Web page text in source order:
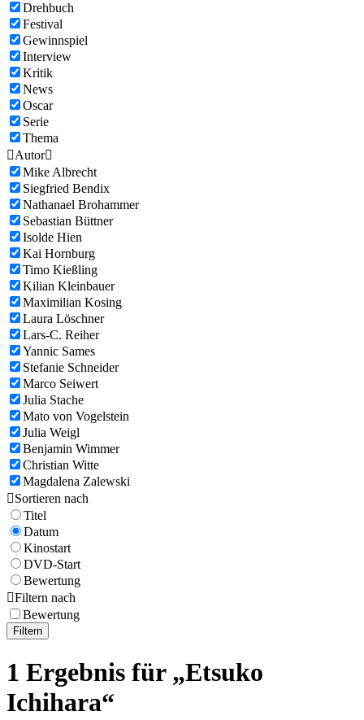
Drehbuch
Festival
Gewinnspiel
Interview
Kritik
News
Oscar
Serie
Thema
Autor
Mike Albrecht
Siegfried Bendix
Nathanael Brohammer
Sebastian Büttner
Isolde Hien
Kai Hornburg
Timo Kießling
Kilian Kleinbauer
Maximilian Kosing
Laura Löschner
Lars-C. Reiher
Yannic Sames
Stefanie Schneider
Marco Seiwert
Julia Stache
Mato von Vogelstein
Julia Weigl
Benjamin Wimmer
Christian Witte
Magdalena Zalewski
Sortieren nach
Titel
Datum
Kinostart
DVD-Start
Bewertung
Filtern nach
Bewertung
Filtern
1 Ergebnis für „Etsuko
Ichihara“